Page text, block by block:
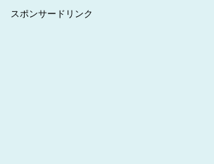
スポンサードリンク